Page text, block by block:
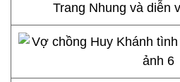
Trang Nhung và diễn